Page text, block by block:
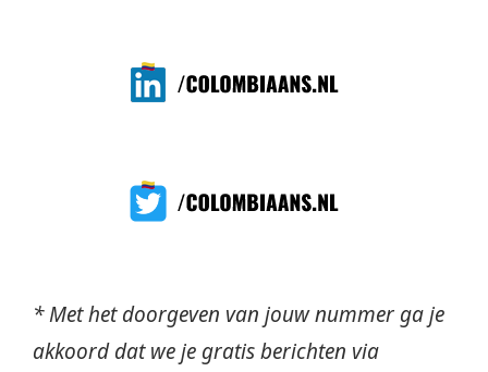
* Met het doorgeven van jouw nummer ga je
akkoord dat we je gratis berichten via